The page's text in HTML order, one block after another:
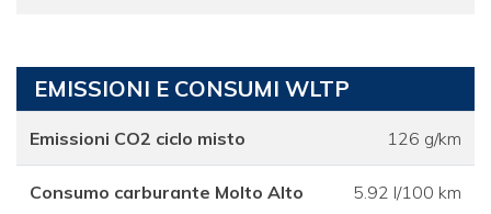
EMISSIONI E CONSUMI WLTP
Emissioni CO2 ciclo misto 126 g/km
Consumo carburante Molto Alto 5.92 l/100 km